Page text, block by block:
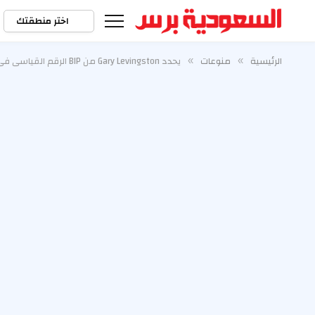
اختر منطقتك
الرئيسية » منوعات » يحدد Gary Levingston من BIP الرقم القياسي في تاريخه مع Nancy Hulkower: “لم تكن هناك أدوية” (حصري)